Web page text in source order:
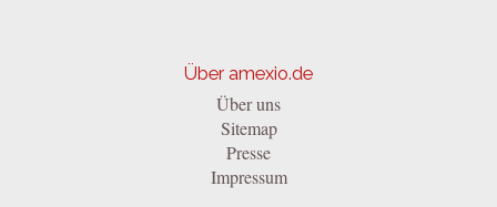
Über amexio.de
Über uns
Sitemap
Presse
Impressum